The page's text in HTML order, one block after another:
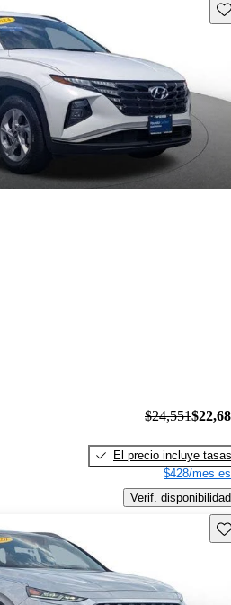
$24,551
El precio incluye tasas
$428/mes
Verif. disponibilidad